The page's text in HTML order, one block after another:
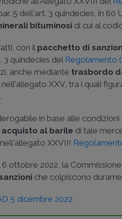
5 dell'art. 3 quindecies, in 60
bituminosi di cui al
con il pacchetto di
3 quindecies del Regolamento
anche mediante trasbordo
nell'allegato XXV, tra i quali
in base alle
acquisto al barile di tale
XXVIII
6 ottobre 2022, la
che colpiscono
5 dicembre 2022